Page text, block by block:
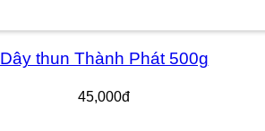
Dây thun Thành Phát 500g
45,000đ